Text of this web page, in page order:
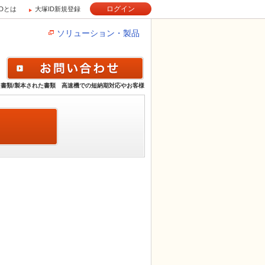
とは 大塚ID新規登録 ログイン
ソリューション・製品